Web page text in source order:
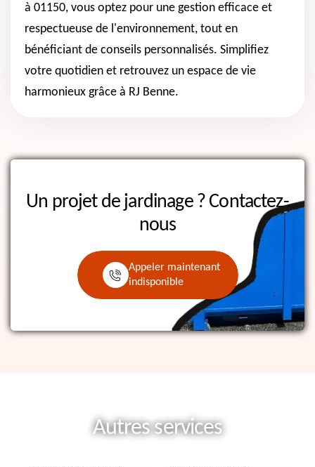
à 01150, vous optez pour une gestion efficace et
respectueuse de l'environnement, tout en
bénéficiant de conseils personnalisés. Simplifiez
votre quotidien et retrouvez un espace de vie
harmonieux grâce à RJ Benne.
Un projet de jardinage ? Contactez-
nous
Appeler maintenant
indisponible
Autres services